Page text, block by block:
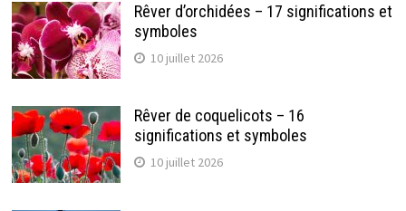
Rêver d’orchidées – 17 significations et
symboles
10 juillet 2026
Rêver de coquelicots – 16
significations et symboles
10 juillet 2026